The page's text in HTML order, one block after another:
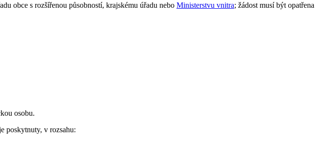
obce s rozšířenou působností, krajskému úřadu nebo Ministerstvu vnitra; žádost musí být opatřena
osobu.
poskytnuty, v rozsahu: